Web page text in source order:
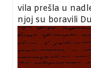
vila prešla u
njoj su boravili